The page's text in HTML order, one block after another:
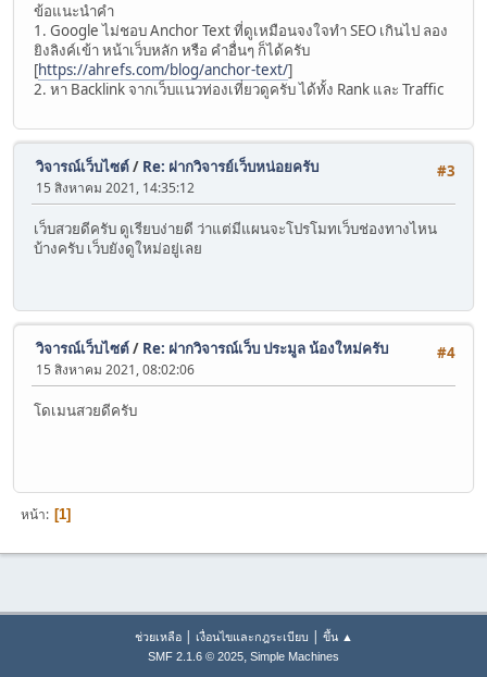
ข้อแนะนำคำ
1. Google ไม่ชอบ Anchor Text ที่ดูเหมือนจงใจทำ SEO เกินไป ลอง
ยิงลิงค์เข้า หน้าเว็บหลัก หรือ คำอื่นๆ ก็ได้ครับ
[https://ahrefs.com/blog/anchor-text/]
2. หา Backlink จากเว็บแนวท่องเที่ยวดูครับ ได้ทั้ง Rank และ Traffic
#3
วิจารณ์เว็บไซต์/ Re: ฝากวิจารย์เว็บหน่อยครับ
15 สิงหาคม 2021, 14:35:12
เว็บสวยดีครับ ดูเรียบง่ายดี ว่าแต่มีแผนจะโปรโมทเว็บช่องทางไหน
บ้างครับ เว็บยังดูใหม่อยู่เลย
#4
วิจารณ์เว็บไซต์/ Re: ฝากวิจารณ์เว็บ ประมูล น้องใหม่ครับ
15 สิงหาคม 2021, 08:02:06
โดเมนสวยดีครับ
หน้า 1
ช่วยเหลือ| เงื่อนไขและกฎระเบียบ | ขึ้น ▲
SMF 2.1.6 © 2025, Simple Machines